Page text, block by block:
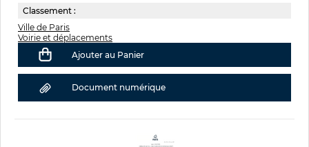
Classement :
Ville de Paris
Voirie et déplacements
Ajouter au Panier
Document numérique